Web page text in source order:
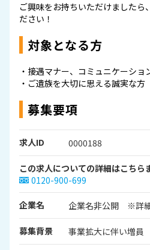
ご興味をお持ちいただけましたら
ださい！
対象となる方
・接遇マナー、コミュニケーショ
・ご遺族を大切に思える誠実な方
募集要項
求人ID 0000188
この求人についての詳細はこちら
0120-900-699
企業名 企業名非公開 ※詳細
募集背景 事業拡大に伴い増員